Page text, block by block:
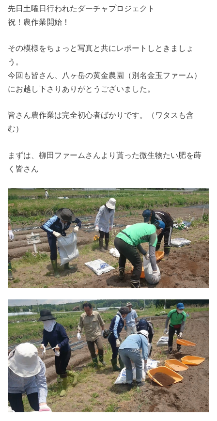
先日土曜日行われたダーチャプロジェクト
祝！農作業開始！
その模様をちょっと写真と共にレポートしときましょ
う。
今回も皆さん、八ヶ岳の黄金農園（別名金玉ファーム）
にお越し下さりありがとうございました。
皆さん農作業は完全初心者ばかりです。（ワタスも含
む）
まずは、柳田ファームさんより貰った微生物たい肥を蒔
く皆さん